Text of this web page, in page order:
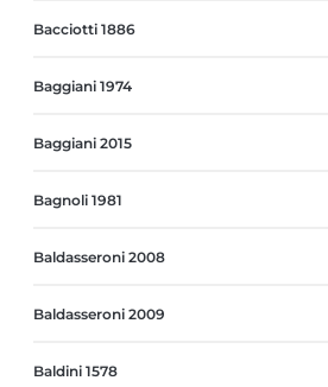
Bacciotti 1886
Baggiani 1974
Baggiani 2015
Bagnoli 1981
Baldasseroni 2008
Baldasseroni 2009
Baldini 1578